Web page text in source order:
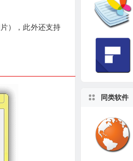
），此外还支持
同类软件